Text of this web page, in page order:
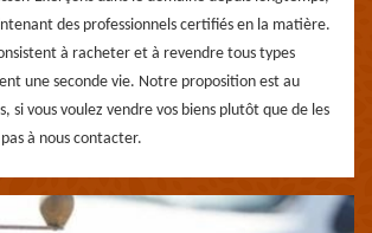
des professionnels certifiés en la matière.
à racheter et à revendre tous types
une seconde vie. Notre proposition est au
si vous voulez vendre vos biens plutôt que de les
à nous contacter.